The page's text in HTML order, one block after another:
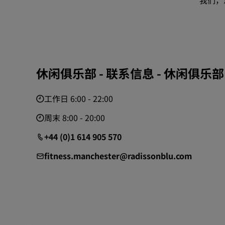
休闲俱乐部 - 联系信息 - 休闲俱乐部
工作日 6:00 - 22:00
周末 8:00 - 20:00
+44 (0)1 614 905 570
fitness.manchester@radissonblu.com